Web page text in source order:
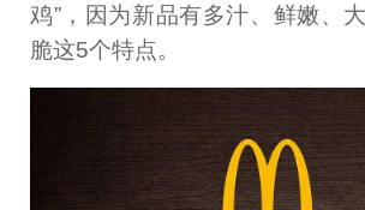
鸡”，因为新品有多汁、鲜嫩、
脆这5个特点。